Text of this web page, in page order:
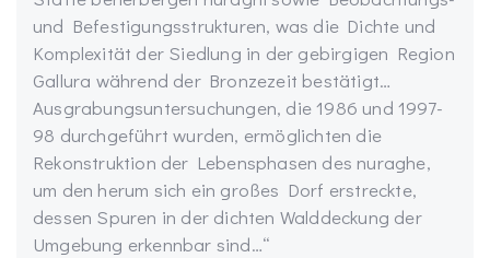
und Befestigungsstrukturen, was die Dichte und
Komplexität der Siedlung in der gebirgigen Region
Gallura während der Bronzezeit bestätigt…
Ausgrabungsuntersuchungen, die 1986 und 1997-
98 durchgeführt wurden, ermöglichten die
Rekonstruktion der Lebensphasen des nuraghe,
um den herum sich ein großes Dorf erstreckte,
dessen Spuren in der dichten Walddeckung der
Umgebung erkennbar sind…“